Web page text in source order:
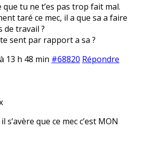
que tu ne t’es pas trop fait mal.
taré ce mec, il a que sa a faire
de travail ?
sent par rapport a sa ?
13 h 48 min #68820 Répondre
s’avère que ce mec c’est MON